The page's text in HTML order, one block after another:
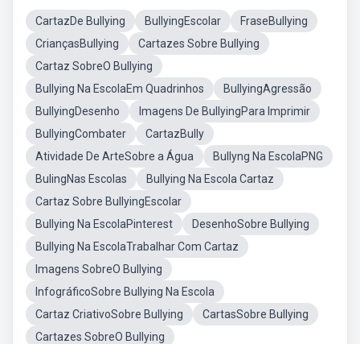
CartazDe Bullying BullyingEscolar
FraseBullying
CriançasBullying
Cartazes Sobre Bullying
Cartaz SobreO Bullying
Bullying Na EscolaEm Quadrinhos
BullyingAgressão
BullyingDesenho
Imagens De BullyingPara Imprimir
BullyingCombater
CartazBully
Atividade De ArteSobre a Água
Bullyng Na EscolaPNG
BulingNas Escolas
Bullying Na Escola Cartaz
Cartaz Sobre BullyingEscolar
Bullying Na EscolaPinterest
DesenhoSobre Bullying
Bullying Na EscolaTrabalhar Com Cartaz
Imagens SobreO Bullying
InfográficoSobre Bullying Na Escola
Cartaz CriativoSobre Bullying
CartasSobre Bullying
Cartazes SobreO Bullying